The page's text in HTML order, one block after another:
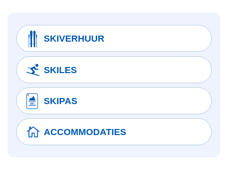
SKIVERHUUR
SKILES
SKIPAS
ACCOMMODATIES